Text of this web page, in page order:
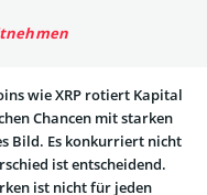
wie XRP rotiert Kapital
Chancen mit starken
Bild. Es konkurriert nicht
ist entscheidend.
ist nicht für jeden